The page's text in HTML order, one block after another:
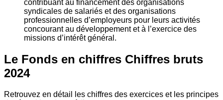
contribuant au financement des organisations
syndicales de salariés et des organisations
professionnelles d’employeurs pour leurs activités
concourant au développement et à l’exercice des
missions d’intérêt général.
Le Fonds en chiffres Chiffres bruts
2024
Retrouvez en détail les chiffres des exercices et les principes